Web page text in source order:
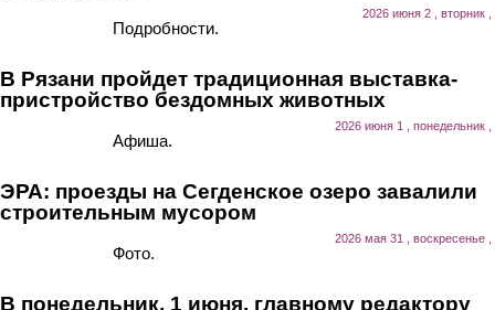
2026 июня 2 , вторник ,
Подробности.
В Рязани пройдет традиционная выставка-
пристройство бездомных животных
2026 июня 1 , понедельник ,
Афиша.
ЭРА: проезды на Сегденское озеро завалили
строительным мусором
2026 мая 31 , воскресенье ,
Фото.
В понедельник, 1 июня, главному редактору